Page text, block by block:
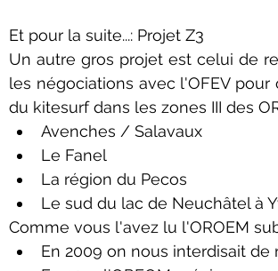
Et pour la suite...: Projet Z3
Un autre gros projet est celui de
les négociations avec l'OFEV
du kitesurf dans les zones III des
Avenches / Salavaux
Le Fanel
La région du Pecos
Le sud du lac de Neuchâtel à
Comme vous l'avez lu l'OROEM
En 2009 on nous interdisait de